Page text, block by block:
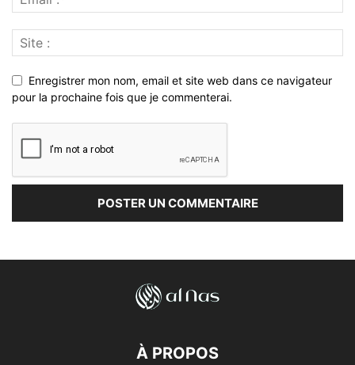
Enregistrer mon nom, email et site web dans ce navigateur
pour la prochaine fois que je commenterai.
À PROPOS